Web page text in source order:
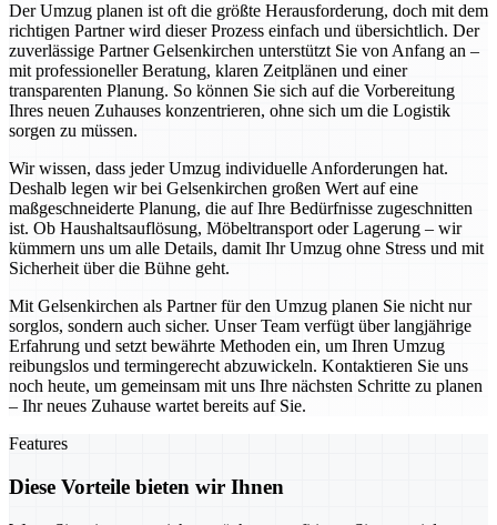
Der Umzug planen ist oft die größte Herausforderung, doch mit dem
richtigen Partner wird dieser Prozess einfach und übersichtlich. Der
zuverlässige Partner Gelsenkirchen unterstützt Sie von Anfang an –
mit professioneller Beratung, klaren Zeitplänen und einer
transparenten Planung. So können Sie sich auf die Vorbereitung
Ihres neuen Zuhauses konzentrieren, ohne sich um die Logistik
sorgen zu müssen.
Wir wissen, dass jeder Umzug individuelle Anforderungen hat.
Deshalb legen wir bei Gelsenkirchen großen Wert auf eine
maßgeschneiderte Planung, die auf Ihre Bedürfnisse zugeschnitten
ist. Ob Haushaltsauflösung, Möbeltransport oder Lagerung – wir
kümmern uns um alle Details, damit Ihr Umzug ohne Stress und mit
Sicherheit über die Bühne geht.
Mit Gelsenkirchen als Partner für den Umzug planen Sie nicht nur
sorglos, sondern auch sicher. Unser Team verfügt über langjährige
Erfahrung und setzt bewährte Methoden ein, um Ihren Umzug
reibungslos und termingerecht abzuwickeln. Kontaktieren Sie uns
noch heute, um gemeinsam mit uns Ihre nächsten Schritte zu planen
– Ihr neues Zuhause wartet bereits auf Sie.
Features
Diese Vorteile bieten wir Ihnen